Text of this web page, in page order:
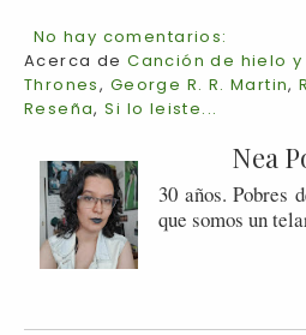
No hay comentarios:
Acerca deCanción de hielo
Thrones, George R. R. Martin,
Reseña,Si lo leiste...
Nea
30 años. Pobres
que somos un